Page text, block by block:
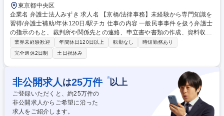
東京都中央区
企業名 弁護士法人みずき 求人名 【京橋/法律事務】未経験から専門知識を
習得/弁護士補助/年休120日/駅チカ 仕事の内容 一般民事事件を扱う弁護士
の指示のもと、裁判所や関係先との連絡、申立書や書類の作成、資料収
集、進捗管理、来客・電話対応など、弁護士のサポートと事務・総務業務
全般をマルチに担うミッションです。 【詳細】 ■電話・来客対応、書類作
成・整理、データ入力 ■裁判所や関係機関への書類提出 ■弁護士の指示に
基づく補助業務全般 ■案件進捗管理や記録整理 募集職種 【京橋/法律事
務】未経験から専門知識を習得/弁護士補助/年休120日/駅チカ
業界未経験歓迎 年間休日120日以上 転勤なし
時短勤務あり
完全週休2日制
土日祝休み
非公開求人 は25万件 ※以上
ご登録いただくと、約25万件の
非公開求人からご希望に沿った
求人をご紹介します。